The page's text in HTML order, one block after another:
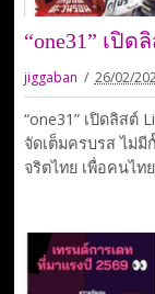
“one31” เปิด
jiggaban 26/02/
“one31” เปิดลิสต์
จัดเต็มครบรส ไม่
จริตไทย เพื่อคนไท